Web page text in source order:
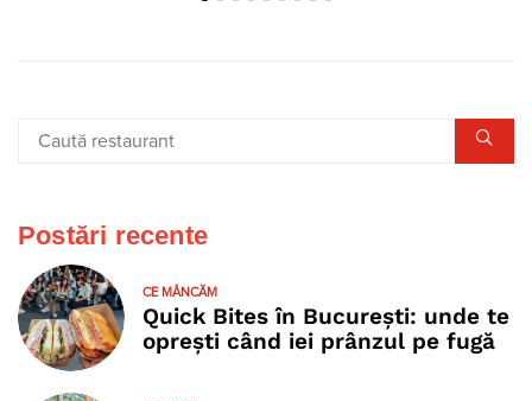
Postări recente
CE MÂNCĂM
Quick Bites în București: unde te
oprești când iei prânzul pe fugă